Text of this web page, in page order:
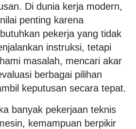
Di dunia kerja modern,
penting karena
pekerja yang tidak
instruksi, tetapi
masalah, mencari akar
berbagai pilihan
keputusan secara tepat.
banyak pekerjaan teknis
kemampuan berpikir